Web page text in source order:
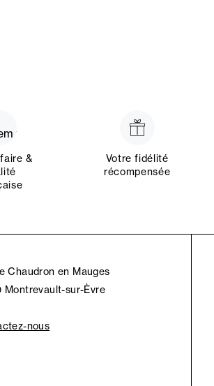
&
Votre fidélité
récompensée
Chaudron en Mauges
Montrevault-sur-Èvre
nous